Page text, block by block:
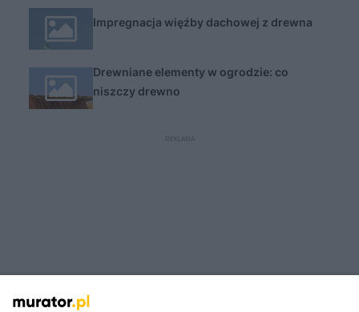
Impregnacja więźby dachowej z drewna
Drewniane elementy w ogrodzie: co
niszczy drewno